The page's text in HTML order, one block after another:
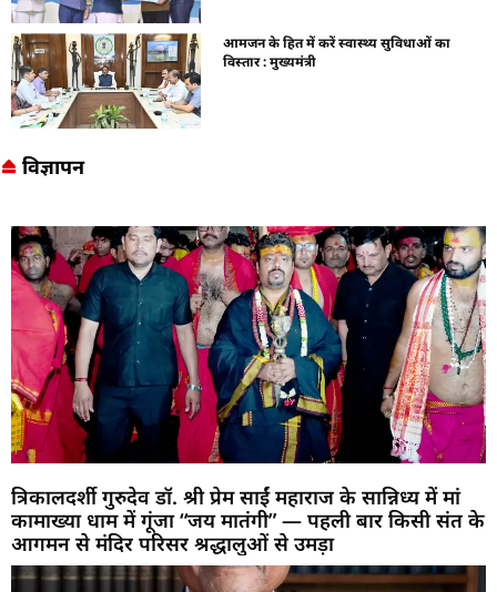
आमजन के हित में करें स्वास्थ्य सुविधाओं का
विस्तार : मुख्यमंत्री
विज्ञापन
त्रिकालदर्शी गुरुदेव डॉ. श्री प्रेम साईं महाराज के सान्निध्य में मां
कामाख्या धाम में गूंजा “जय मातंगी” — पहली बार किसी संत के
आगमन से मंदिर परिसर श्रद्धालुओं से उमड़ा